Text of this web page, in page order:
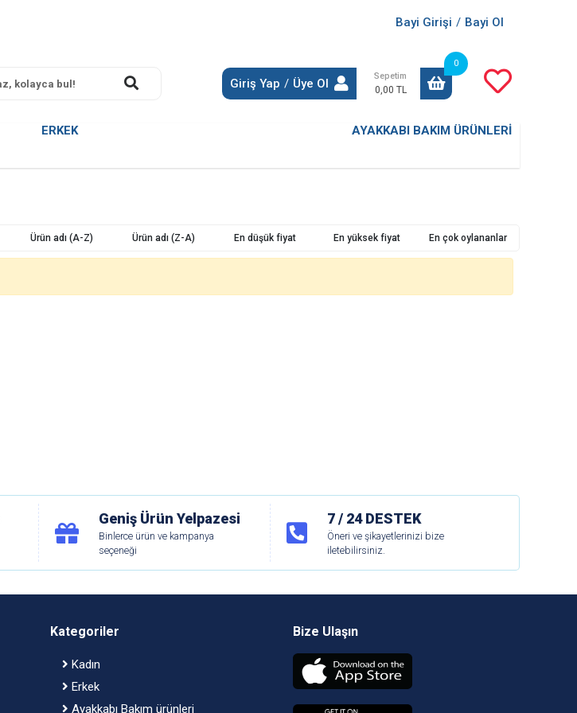
Bayi Girişi / Bayi Ol
Giriş Yap / Üye Ol
Sepetim
0,00 TL
0
ERKEK AYAKKABI BAKIM ÜRÜNLERİ
Ürün adı (A-Z) Ürün adı (Z-A) En düşük fiyat En yüksek fiyat En çok oylananlar
Geniş Ürün Yelpazesi
Binlerce ürün ve kampanya
seçeneği
7 / 24 DESTEK
Öneri ve şikayetlerinizi bize
iletebilirsiniz.
Kategoriler
Kadın
Erkek
Ayakkabı Bakım ürünleri
Bize Ulaşın